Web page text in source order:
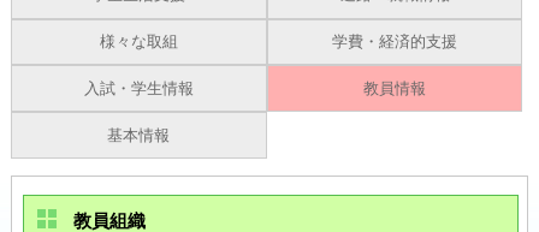
様々な取組 学費・経済的支援
入試・学生情報 教員情報
基本情報
教員組織